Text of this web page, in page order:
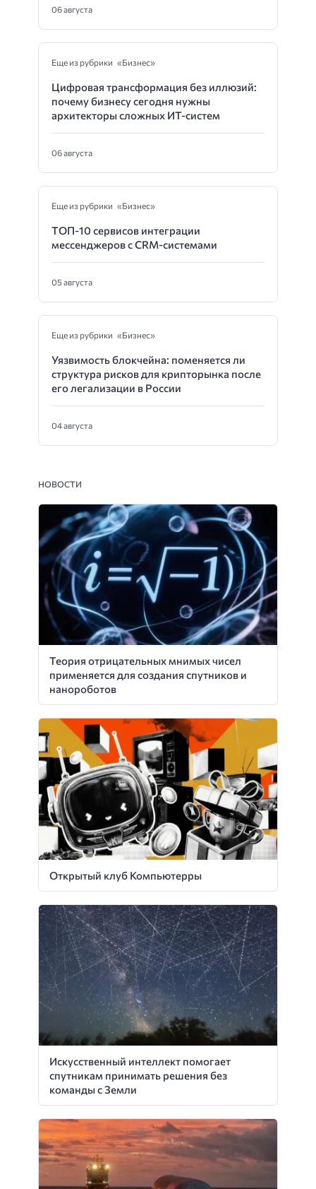
06 августа
Еще из рубрики «Бизнес»
Цифровая трансформация без иллюзий:
почему бизнесу сегодня нужны
архитекторы сложных ИТ-систем
06 августа
Еще из рубрики «Бизнес»
ТОП-10 сервисов интеграции
мессенджеров с CRM-системами
05 августа
Еще из рубрики «Бизнес»
Уязвимость блокчейна: поменяется ли
структура рисков для крипторынка после
его легализации в России
04 августа
НОВОСТИ
Теория отрицательных мнимых чисел
применяется для создания спутников и
нанороботов
Открытый клуб Компьютерры
Искусственный интеллект помогает
спутникам принимать решения без
команды с Земли